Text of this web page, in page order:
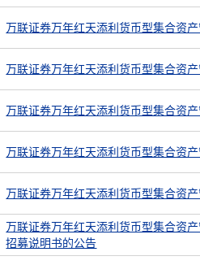
万联证券万年红天添利货币型集合资
万联证券万年红天添利货币型集合资
万联证券万年红天添利货币型集合资
万联证券万年红天添利货币型集合资
万联证券万年红天添利货币型集合资
万联证券万年红天添利货币型集合资
招募说明书的公告